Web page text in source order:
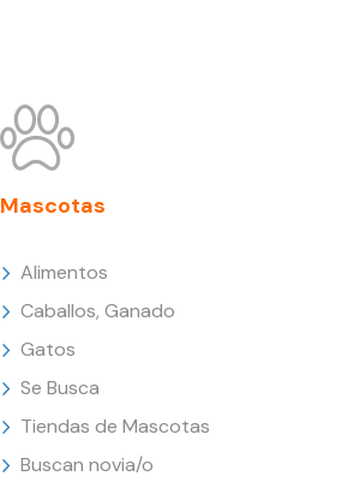
Mascotas
Alimentos
Caballos, Ganado
Gatos
Se Busca
Tiendas de Mascotas
Buscan novia/o